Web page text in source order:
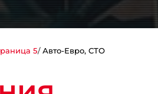
5 Авто-Евро, СТО